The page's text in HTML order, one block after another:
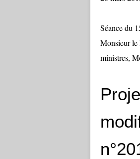
Séance du
Monsieur le
ministres,